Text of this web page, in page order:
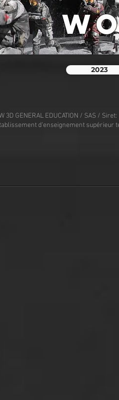
2023
3D GENERAL EDUCATION / SAS /
d'enseignement supérieur